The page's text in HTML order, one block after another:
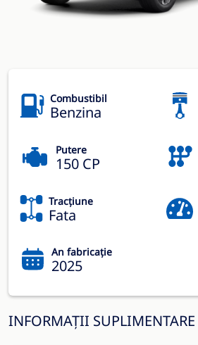
Combustibil
Benzina
Putere
150 CP
Tracțiune
Fata
An fabricație
2025
INFORMAȚII SUPLIMENTARE